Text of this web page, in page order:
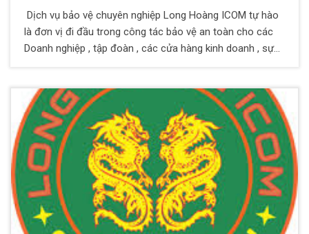
Dịch vụ bảo vệ chuyên nghiệp Long Hoàng ICOM tự hào
là đơn vị đi đầu trong công tác bảo vệ an toàn cho các
Doanh nghiệp , tập đoàn , các cửa hàng kinh doanh , sự